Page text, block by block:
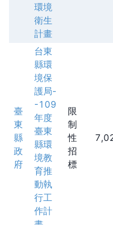
環境
衛生
計畫
臺
東
縣
政
府
台東
縣環
境保
護局-
-109
年度
臺東
縣環
境教
育推
動執
行工
作計
限
制
性
招
標